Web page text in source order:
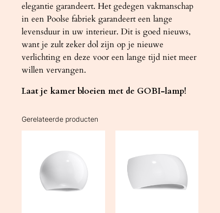
elegantie garandeert. Het gedegen vakmanschap
in een Poolse fabriek garandeert een lange
levensduur in uw interieur. Dit is goed nieuws,
want je zult zeker dol zijn op je nieuwe
verlichting en deze voor een lange tijd niet meer
willen vervangen.
Laat je kamer bloeien met de GOBI-lamp!
Gerelateerde producten